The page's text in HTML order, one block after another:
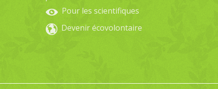
Pour les scientifiques
Devenir écovolontaire